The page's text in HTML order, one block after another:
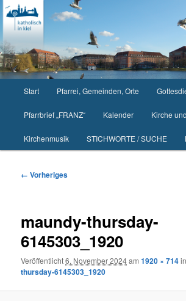
Zum
primären
Inhalt
springen
Start Pfarrei, Gemeinden, Orte
Pfarrbrief „FRANZ“ Kalender Kirche
Kirchenmusik STICHWORTE / SUCHE
Bilder-
← Vorheriges
maundy-thursday-
6145303_1920
Veröffentlicht6. November 2024am1920 × 714
thursday-6145303_1920